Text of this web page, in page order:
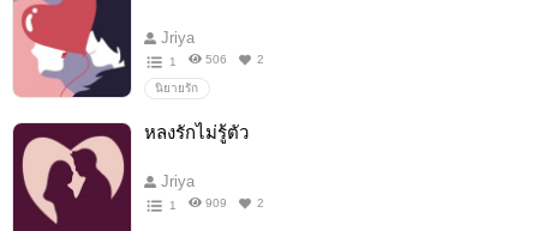
Jriya
1 506 2
นิยายรัก
หลงรักไม่รู้ตัว
Jriya
1 909 2